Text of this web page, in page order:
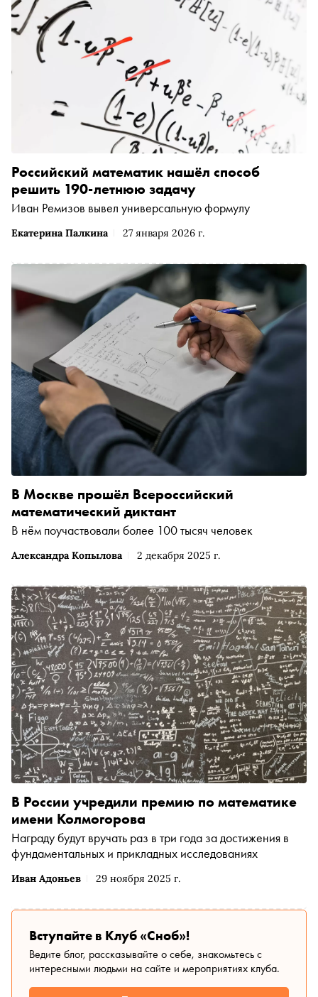
Екатерина Палкина 27 января 2026 г.
Российский математик нашёл способ
решить 190-летнюю задачу
Иван Ремизов вывел универсальную формулу
Александра Копылова 2 декабря 2025 г.
В Москве прошёл Всероссийский
математический диктант
В нём поучаствовали более 100 тысяч человек
Иван Адоньев 29 ноября 2025 г.
В России учредили премию по математике
имени Колмогорова
Награду будут вручать раз в три года за достижения в
фундаментальных и прикладных исследованиях
Вступайте в Клуб «Сноб»!
Ведите блог, рассказывайте о себе, знакомьтесь с
интересными людьми на сайте и мероприятиях клуба.